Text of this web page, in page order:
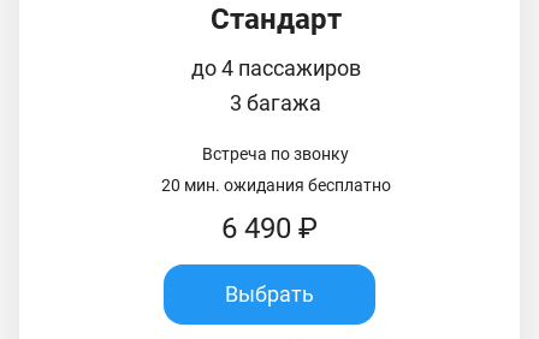
Стандарт
до 4 пассажиров
3 багажа
Встреча по звонку
20 мин. ожидания бесплатно
6 490 ₽
Выбрать